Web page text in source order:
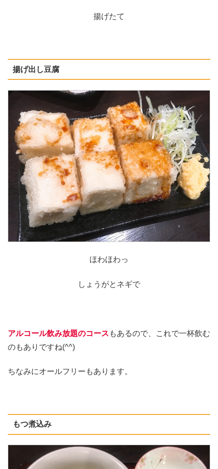
揚げたて
揚げ出し豆腐
ほわほわっ
しょうがとネギで
アルコール飲み放題のコース もあるので、これで一杯飲む
のもありですね(^^)
ちなみにオールフリーもあります。
もつ煮込み